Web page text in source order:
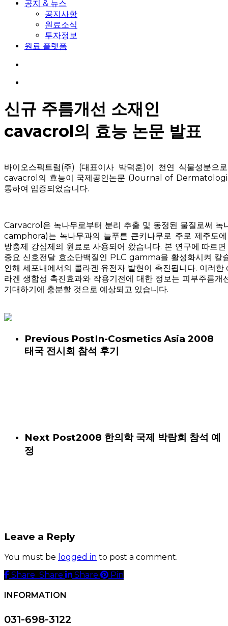
공지 & 뉴스
공지사항
원료소식
투자정보
원료 플랫폼
신규 주름개선 소재인
cavacrol의 효능 논문 발표
바이오스펙트럼(주) (대표이사 박덕훈)이 천연 식물성분으
cavacrol의 효능이 국제공인논문 (Journal of
통하여 입증되었습니다.
Carvacrol은 녹나무로부터 분리 추출 및 동정된 물질로써
camphora)는 녹나무과의 늘푸른 큰키나무로 주로 제주도
방충제 강심제의 원료로 사용되어 왔습니다. 본 연구에 따르
중요 신호전달 효소단백질인 PLC gamma을 활성화시켜 칼
인해 세포내에서의 콜라겐 유전자 발현이 촉진됩니다. 이러
라겐 생합성 촉진효과와 작용기전에 대한 정보는 피부주름개
기대하기에 충분할 것으로 예상되고 있습니다.
Previous PostIn-Cosmetics Asia 2008
태국 전시회 참석 후기
Next Post2008 한의학 국제 박람회 참석 예
정
Leave a Reply
You must be logged in to post a comment.
Share
Share Share Share Pin
INFORMATION
031-698-3122